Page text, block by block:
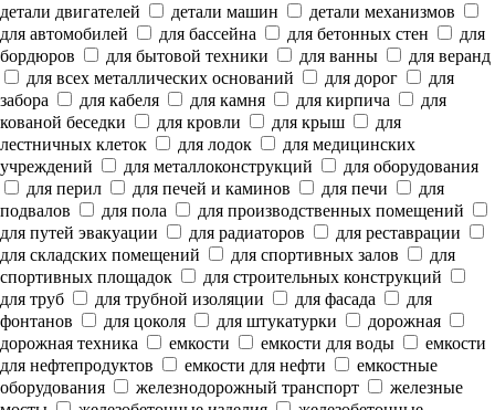
детали двигателей
детали машин
детали механизмов
для автомобилей
для бассейна для бетонных стен
для
бордюров
для бытовой техники для ванны
для веранд
для всех металлических оснований
для дорог
для
забора
для кабеля для камня для кирпича
для
кованой беседки
для кровли для крыш
для
лестничных клеток
для лодок
для медицинских
учреждений
для металлоконструкций
для оборудования
для перил
для печей и каминов для печи
для
подвалов
для пола
для производственных помещений
для путей эвакуации
для радиаторов
для реставрации
для складских помещений
для спортивных залов
для
спортивных площадок
для строительных конструкций
для труб
для трубной изоляции для фасада
для
фонтанов
для цоколя для штукатурки
дорожная
дорожная техника
емкости емкости для воды
емкости
для нефтепродуктов
емкости для нефти
емкостные
оборудования
железнодорожный транспорт
железные